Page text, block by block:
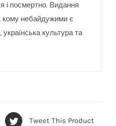
і посмертно. Видання
кому небайдужими є
культура та
Tweet This Product